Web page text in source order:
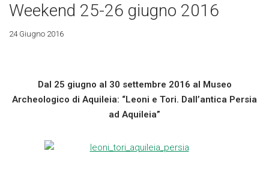
Weekend 25-26 giugno 2016
24 Giugno 2016
Dal 25 giugno al 30 settembre 2016 al Museo
Archeologico di Aquileia: “Leoni e Tori. Dall’antica Persia
ad Aquileia”